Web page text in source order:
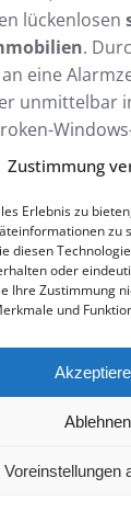
Zustimmung
Erlebnis zu
zu
diesen
oder
Ihre Zustimmung
und
Ablehnen
Voreinstellungen
lückenlosen
.
eine
unmittelbar
vor Ort.
bieten
der
zu
schlechte
werden,